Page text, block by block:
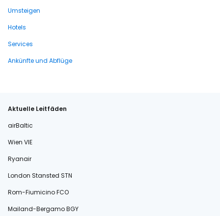
Umsteigen
Hotels
Services
Ankünfte und Abflüge
Aktuelle Leitfäden
airBaltic
Wien VIE
Ryanair
London Stansted STN
Rom-Fiumicino FCO
Mailand-Bergamo BGY